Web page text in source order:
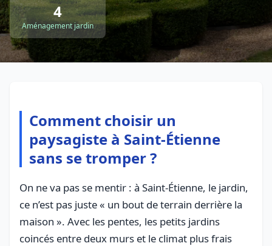
4
Aménagement jardin
Comment choisir un
paysagiste à Saint-Étienne
sans se tromper ?
On ne va pas se mentir : à Saint-Étienne, le jardin,
ce n’est pas juste « un bout de terrain derrière la
maison ». Avec les pentes, les petits jardins
coincés entre deux murs et le climat plus frais